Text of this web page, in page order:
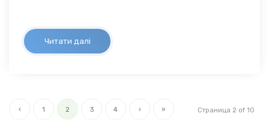
Читати далі
Страница 2 of 10
‹ 1 2 3 4 › »